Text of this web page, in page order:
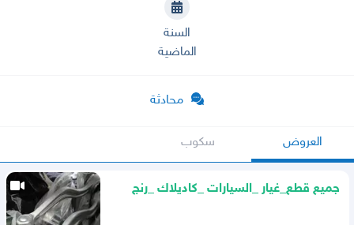
السنة
الماضية
محادثة
العروض سكوب
جميع قطع_غيار _السيارات _كاديلاك _رنج